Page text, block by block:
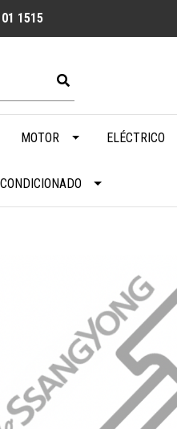
1515
MOTOR ELÉCTRICO